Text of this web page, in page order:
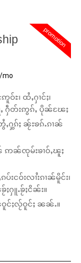
promotion
/mo
ႊ၊ ထႆႇႁၢင်ႈ၊
ႁဵတ်းဢွၵ်ႇ ပိုၼ်ၽႄႈ
ႁွၵ်ႈ ၼႂ်းၶၵ်ႉၵၢၼ်
ဢၼ်ၸုမ်းၶၢဝ်ႇၽူႈ
းငဝ်းလၢႆးၵၢၼ်မိူင်း၊
ႈႁူႉၶႂ်ႈငိၼ်း။
င်ႈလႂ်ဝူင်ႈ ၼၼ်ႉ။